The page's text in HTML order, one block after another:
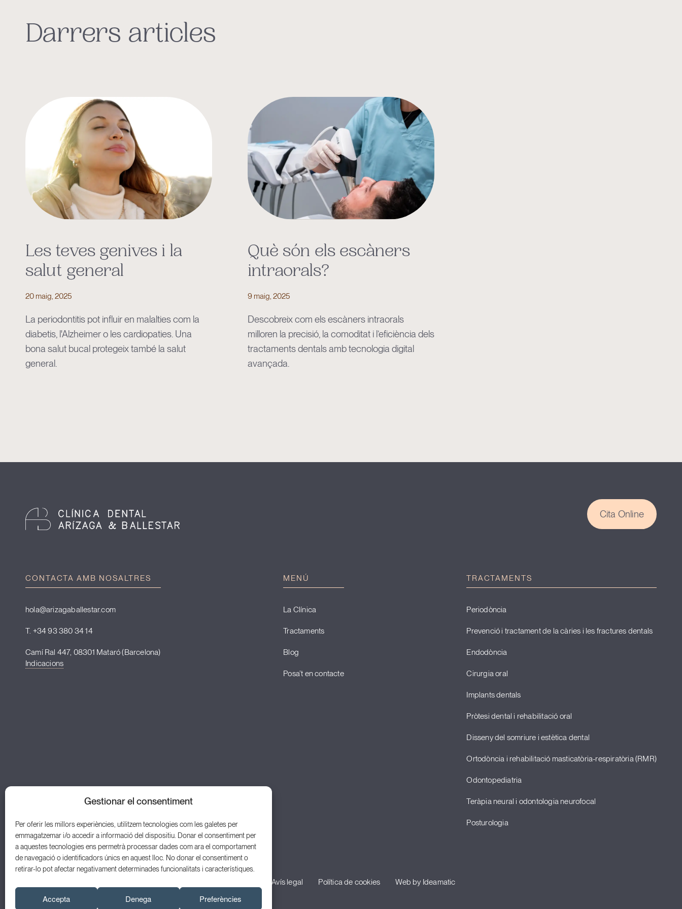
Gestionar el consentiment
Per oferir les millors experiències, utilitzem tecnologies com les galetes per
emmagatzemar i/o accedir a informació del dispositiu. Donar el consentiment per
a aquestes tecnologies ens permetrà processar dades com ara el comportament
de navegació o identificadors únics en aquest lloc. No donar el consentiment o
retirar-lo pot afectar negativament determinades funcionalitats i característiques.
Accepta Denega Preferències
Darrers articles
Les teves genives i la
salut general
20 maig, 2025
La periodontitis pot influir en malalties com la
diabetis, l'Alzheimer o les cardiopaties. Una
bona salut bucal protegeix també la salut
general.
Què són els escàners
intraorals?
9 maig, 2025
Descobreix com els escàners intraorals
milloren la precisió, la comoditat i l’eficiència dels
tractaments dentals amb tecnologia digital
avançada.
Cita Online
CONTACTA AMB NOSALTRES
hola@arizagaballestar.com
T. +34 93 380 34 14
Camí Ral 447, 08301 Mataró (Barcelona)
Indicacions
MENÚ
La Clínica
Tractaments
Blog
Posa’t en contacte
TRACTAMENTS
Periodòncia
Prevenció i tractament de la càries i les fractures dentals
Endodòncia
Cirurgia oral
Implants dentals
Pròtesi dental i rehabilitació oral
Disseny del somriure i estètica dental
Ortodòncia i rehabilitació masticatòria-respiratòria (RMR)
Odontopediatria
Teràpia neural i odontologia neurofocal
Posturologia
Avís legal Política de cookies Web by Ideamatic